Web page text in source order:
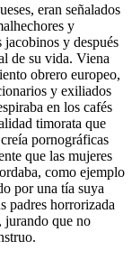
eran señalados
y
jacobinos y después
de su vida. Viena
obrero europeo,
y exiliados
en los cafés
timorata que
pornográficas
que las mujeres
como ejemplo
por una tía suya
padres horrorizada
jurando que no